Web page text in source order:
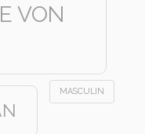
VON
MASCULIN